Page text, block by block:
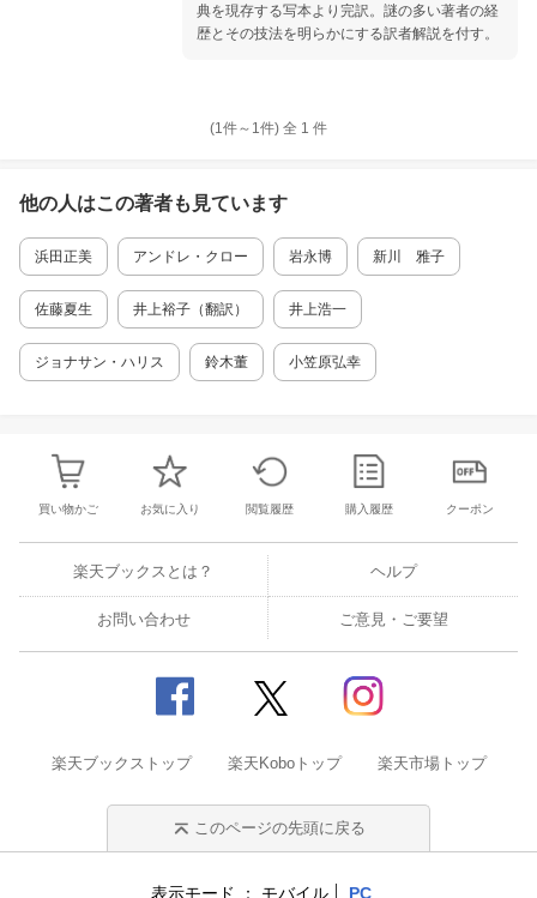
典を現存する写本より完訳。謎の多い著者の経
歴とその技法を明らかにする訳者解説を付す。
(1件～ 1件) 全 1 件
他の人はこの著者も見ています
浜田正美 アンドレ・クロー 岩永博 新川 雅子
佐藤夏生 井上裕子（翻訳） 井上浩一
ジョナサン・ハリス 鈴木董 小笠原弘幸
買い物かご お気に入り 閲覧履歴 購入履歴 クーポン
楽天ブックスとは？ ヘルプ
お問い合わせ ご意見・ご要望
楽天ブックストップ 楽天Koboトップ 楽天市場トップ
このページの先頭に戻る
表示モード モバイル PC